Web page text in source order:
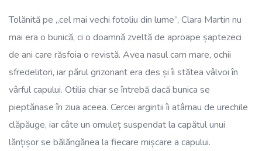
Tolănită pe „cel mai vechi fotoliu din lume”, Clara Martin nu
mai era o bunică, ci o doamnă zveltă de aproape șaptezeci
de ani care răsfoia o revistă. Avea nasul cam mare, ochii
sfredelitori, iar părul grizonant era des și îi stătea vâlvoi în
vârful capului. Otilia chiar se întrebă dacă bunica se
pieptănase în ziua aceea. Cercei argintii îi atârnau de urechile
clăpăuge, iar câte un omuleț suspendat la capătul unui
lănțișor se bălăngănea la fiecare mișcare a capului.